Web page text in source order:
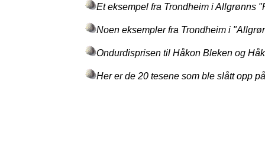
Et eksempel fra Trondheim i Allgrønns
Noen eksempler fra Trondheim i
Ondurdisprisen til Håkon Bleken og
Her er de 20 tesene som ble slått opp